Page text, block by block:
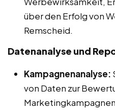
über den Erfolg von
Remscheid.
Datenanalyse und
Kampagnenanalyse:
von Daten zur